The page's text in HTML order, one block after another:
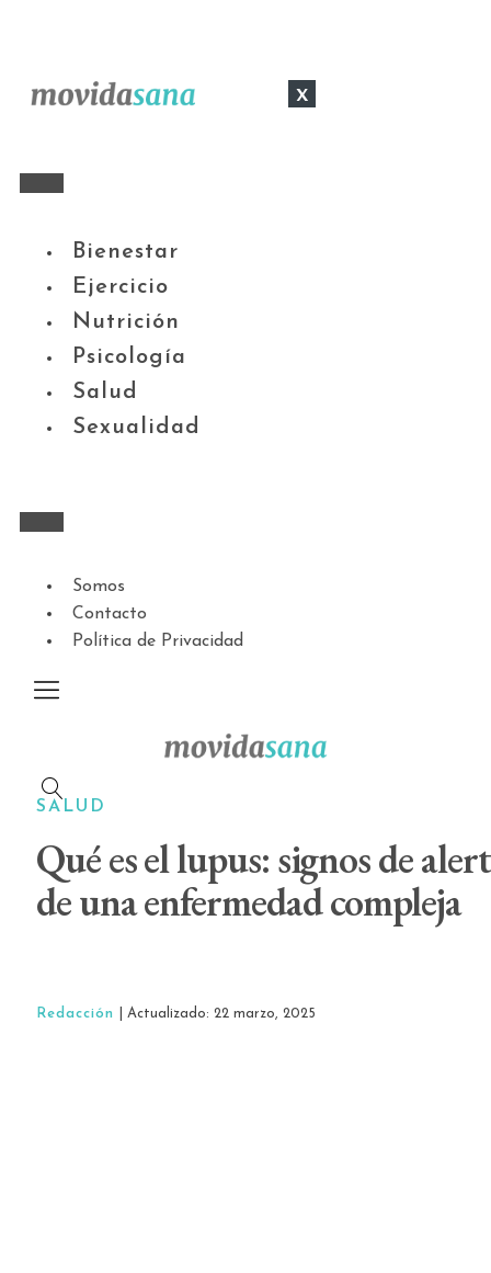
x
Bienestar
Ejercicio
Nutrición
Psicología
Salud
Sexualidad
Somos
Contacto
Política de Privacidad
SALUD
Qué es el lupus: signos de
de una enfermedad compleja
Redacción | Actualizado: 22 marzo, 2025